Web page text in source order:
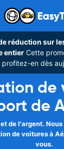
réduction sur
entier Cette
profitez-en dès
de
de
de l'argent.
de voitures à
vous.